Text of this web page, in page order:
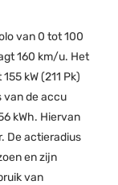
van 0 tot 100
160 km/u. Het
kW (211 Pk)
van de accu
kWh. Hiervan
De actieradius
en zijn
van